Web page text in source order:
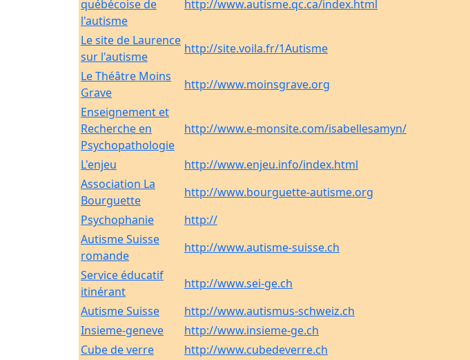
québécoise de
l'autisme
http://www.autisme.qc.ca/index.html
Le site de Laurence
sur l'autisme
http://site.voila.fr/1Autisme
Le Théâtre Moins
Grave
http://www.moinsgrave.org
Enseignement et
Recherche en
Psychopathologie
http://www.e-monsite.com/isabellesamyn/
L'enjeu
http://www.enjeu.info/index.html
Association La
Bourguette
http://www.bourguette-autisme.org
Psychophanie
http://
Autisme Suisse
romande
http://www.autisme-suisse.ch
Service éducatif
itinérant
http://www.sei-ge.ch
Autisme Suisse
http://www.autismus-schweiz.ch
Insieme-geneve
http://www.insieme-ge.ch
Cube de verre
http://www.cubedeverre.ch